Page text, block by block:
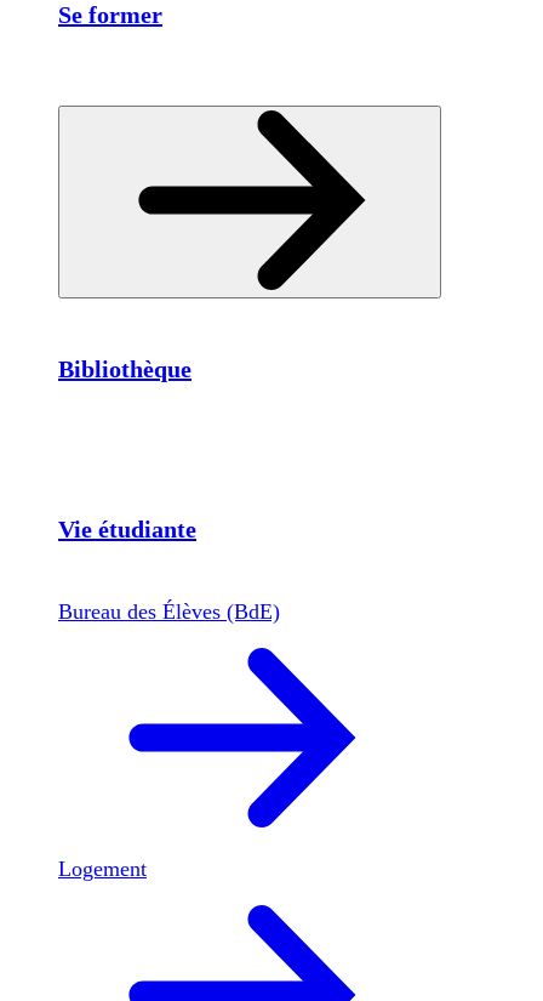
Se former
Bibliothèque
Vie étudiante
Bureau des Élèves (BdE)
Logement